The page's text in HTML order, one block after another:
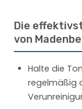
Die
von
Halte die
regelmäßig